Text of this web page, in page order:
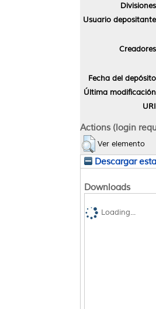
Usuario
Fecha del
Última
Actions (login
Ver elemento
Descargar
Downloads
Loading...